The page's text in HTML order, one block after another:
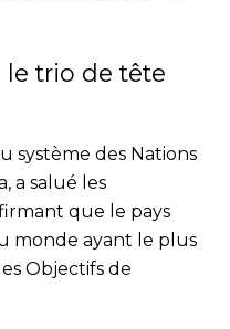
le trio de tête
système des Nations
a salué les
que le pays
monde ayant le plus
Objectifs de